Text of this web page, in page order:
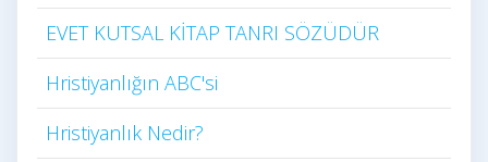
EVET KUTSAL KİTAP TANRI SÖZÜDÜR
Hristiyanlığın ABC'si
Hristiyanlık Nedir?